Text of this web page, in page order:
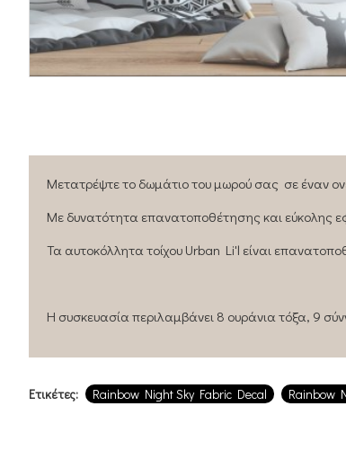
Μετατρέψτε το δωμάτιο του μωρού σας σε έναν
Με δυνατότητα επανατοποθέτησης και εύκολης
Τα αυτοκόλλητα τοίχου Urban Li'l είναι
Η συσκευασία περιλαμβάνει 8 ουράνια τόξα, 9
Ετικέτες: Rainbow Night Sky Fabric Decal Rainbow